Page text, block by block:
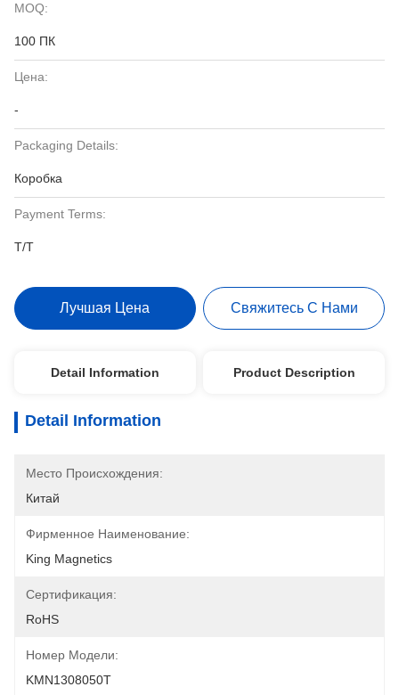
MOQ:
100 ПК
Цена:
-
Packaging Details:
Коробка
Payment Terms:
T/T
Лучшая Цена Свяжитесь С Нами
Detail Information Product Description
Detail Information
Место Происхождения:
Китай
Фирменное Наименование:
King Magnetics
Сертификация:
RoHS
Номер Модели:
KMN1308050T